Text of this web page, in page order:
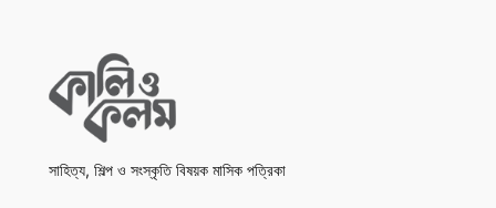
সাহিত্য, শিল্প ও সংস্কৃতি বিষয়ক মাসিক পত্রিকা